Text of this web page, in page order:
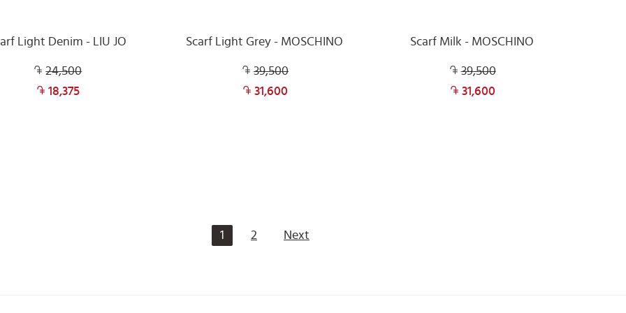
Light Denim - LIU JO
24,500
18,375
Scarf Light Grey - MOSCHINO
39,500
31,600
Scarf Milk - MOSCHINO
39,500
31,600
1 2 Next